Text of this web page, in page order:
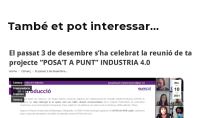
També et pot interessar...